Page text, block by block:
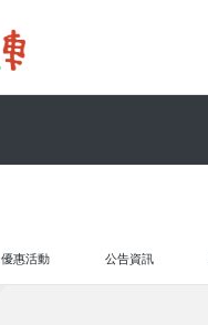
優惠活動 公告資訊